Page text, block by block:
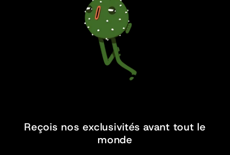
Reçois nos exclusivités avant tout le
monde